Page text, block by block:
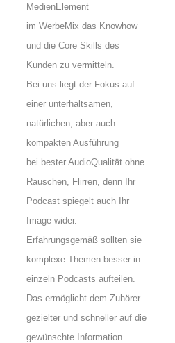
MedienElement
im WerbeMix das Knowhow
und die Core Skills des
Kunden zu vermitteln.
Bei uns liegt der Fokus auf
einer unterhaltsamen,
natürlichen, aber auch
kompakten Ausführung
bei bester AudioQualität ohne
Rauschen, Flirren, denn Ihr
Podcast spiegelt auch Ihr
Image wider.
Erfahrungsgemäß sollten sie
komplexe Themen besser in
einzeln Podcasts aufteilen.
Das ermöglicht dem Zuhörer
gezielter und schneller auf die
gewünschte Information